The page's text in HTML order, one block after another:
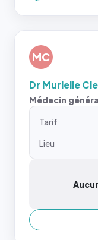
MC
Dr Murielle
Médecin
Tarif
Lieu